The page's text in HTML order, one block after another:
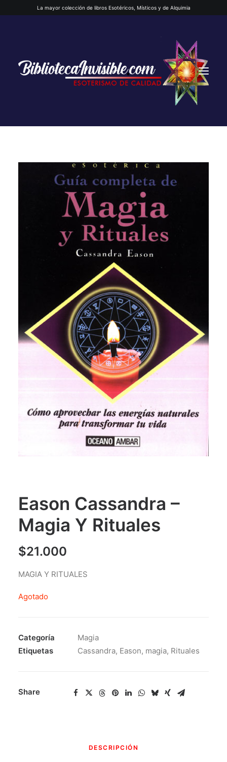
La mayor colección de libros Esotéricos, Místicos y de Alquimia
QUIENES SOMOS
CATEGORÍAS
AUTORES DESTACADOS
GLOSARIO
CONTACTO
CART
Eason Cassandra –
Magia Y Rituales
$21.000
MAGIA Y RITUALES
Agotado
Categoría
Magia
Etiquetas
Cassandra, Eason, magia, Rituales
Share
DESCRIPCIÓN